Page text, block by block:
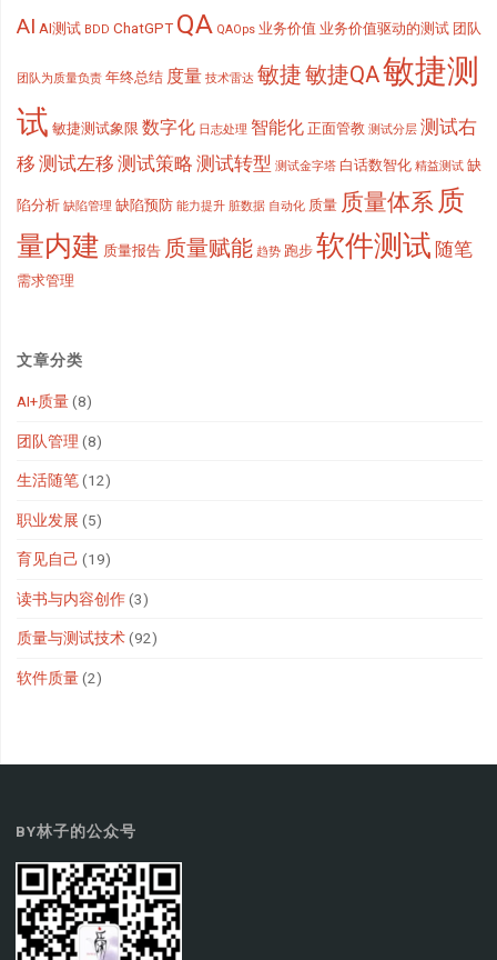
AI AI测试 BDD ChatGPT QA QAOps 业务价值 业务价值驱动的测试 团队
团队为质量负责 年终总结 度量 技术雷达 敏捷敏捷QA敏捷测
试 敏捷测试象限 数字化 日志处理 智能化 正面管教 测试分层 测试右
移 测试左移 测试策略 测试转型 测试金字塔 白话数智化 精益测试 缺
陷分析 缺陷管理 缺陷预防 能力提升 脏数据 自动化 质量 质量体系 质
量内建 质量报告 质量赋能 趋势 跑步 软件测试 随笔
需求管理
文章分类
AI+质量(8)
团队管理 (8)
生活随笔(12)
职业发展 (5)
育见自己 (19)
读书与内容创作(3)
质量与测试技术(92)
软件质量(2)
BY林子的公众号